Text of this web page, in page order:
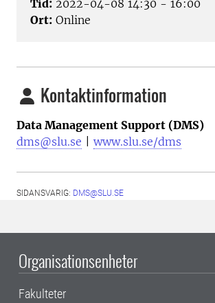
Tid: 2022-04-08 14:30 - 16:00
Ort: Online
Kontaktinformation
Data Management Support (DMS)
dms@slu.se
www.slu.se/dms
SIDANSVARIG: DMS@SLU.SE
Organisationsenheter
Fakulteter